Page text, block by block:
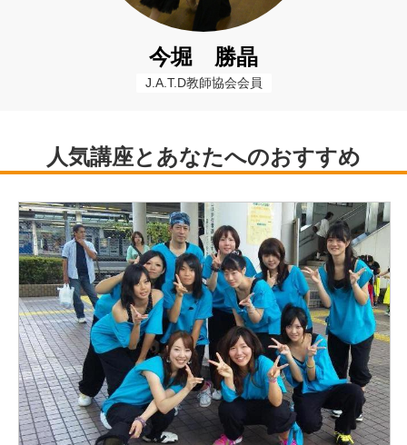
今堀 勝晶
J.A.T.D教師協会会員